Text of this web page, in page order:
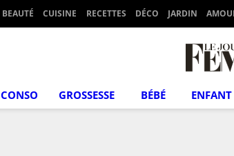
BEAUTÉ CUISINE RECETTES DÉCO JARDIN
CONSO GROSSESSE BÉBÉ ENFANT